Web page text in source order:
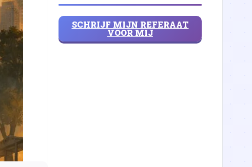
SCHRIJF MIJN REFERAAT
VOOR MIJ